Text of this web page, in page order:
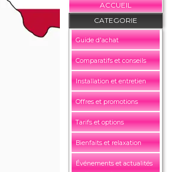
ACCUEIL
CATEGORIE
Guide d'achat
Comparatifs et conseils
Installation et entretien
Offres et promotions
Tarifs et options
Bienfaits et relaxation
Événements et actualités